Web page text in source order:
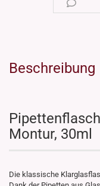
Beschreibung
Montur, 30ml
Die klassische